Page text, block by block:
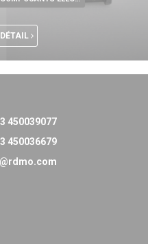
DÉTAIL
450039077
450036679